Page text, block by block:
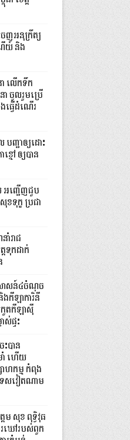
ញអនុក្រឹត្យ
ណីយ៍ និង
ា លើកទឹក
ា ចូលរួមប្រើ
ធ្វើដំណើរ
បញ្ជាឲ្យដោះ
មៅ ឲ្យបាន
អញ្ជើញជួប
ក្ខ ប្រជា
រាជ
តទុកដាក់
ាសន៍៤ចំណុច
ងកីឡាការិនី
កួតកីឡាស៊ី
ស់ផ្ទះ
ះបាន
ាំ ហើយ
ហកម្ម កំពុង
េសវៀតណាម
ម សុខ ពុទ្ធិវុធ
រឃៅរបស់ពួក